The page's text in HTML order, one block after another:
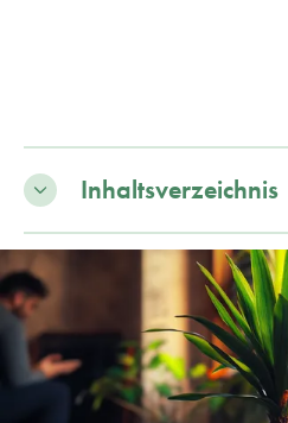
Inhaltsverzeichnis